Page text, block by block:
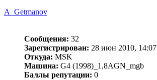
A_Getmanov
Сообщения: 32
Зарегистрирован: 28 июн 2010, 14:07
Откуда: MSK
Машина: G4 (1998)_1,8AGN_mgb
Баллы репутации: 0